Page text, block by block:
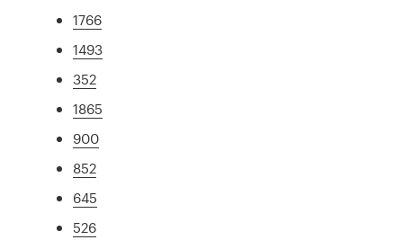
1766
1493
352
1865
900
852
645
526